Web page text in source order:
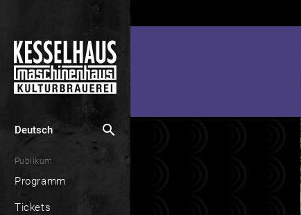
Deutsch search
Publikum
Programm
Tickets